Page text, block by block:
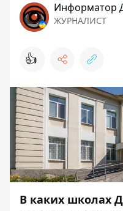
Информатор
ЖУРНАЛИСТ
👍
В каких школах